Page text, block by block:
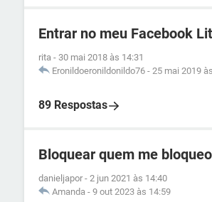
Entrar no meu Facebook
rita - 30 mai 2018 às 14:31
Eronildoeronildonildo76 - 25 mai 2019
89 Respostas
Bloquear quem me
danieljapor - 2 jun 2021 às 14:40
Amanda - 9 out 2023 às 14:59